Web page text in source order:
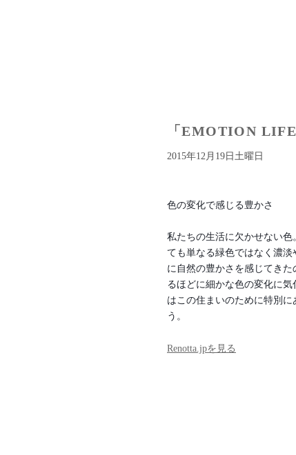
「EMOTION
2015年12月19日土曜日
色の変化で感じる豊かさ
私たちの生活に欠かせない
ても単なる緑色ではなく濃
に自然の豊かさを感じてき
るほどに細かな色の変化に
はこの住まいのために特別
う。
Renotta.jpを見る